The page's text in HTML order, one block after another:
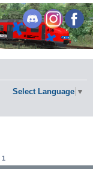
Select Language ▼
1